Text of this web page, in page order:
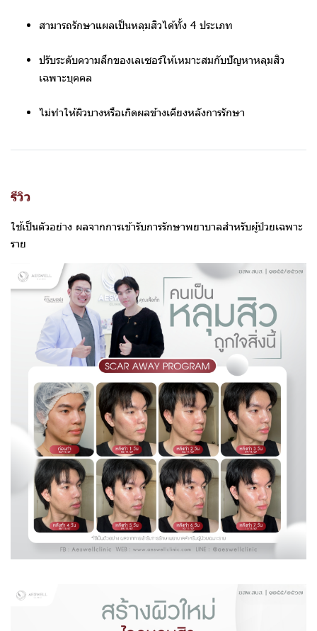
สามารถรักษาแผลเป็นหลุมสิวได้ทั้ง 4 ประเภท
ปรับระดับความลึกของเลเซอร์ให้เหมาะสมกับปัญหาหลุมสิว
เฉพาะบุคคล
ไม่ทำให้ผิวบางหรือเกิดผลข้างเคียงหลังการรักษา
รีวิว
ใช้เป็นตัวอย่าง ผลจากการเข้ารับการรักษาพยาบาลสำหรับผู้ป่วยเฉพาะ
ราย